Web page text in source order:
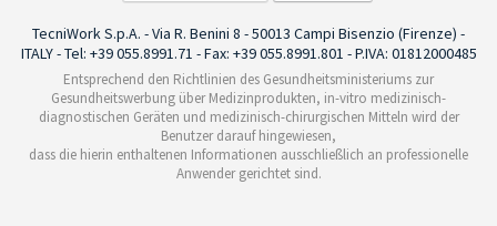
TecniWork S.p.A. - Via R. Benini 8 - 50013 Campi Bisenzio (Firenze) -
ITALY - Tel: +39 055.8991.71 - Fax: +39 055.8991.801 - P.IVA: 01812000485
Entsprechend den Richtlinien des Gesundheitsministeriums zur
Gesundheitswerbung über Medizinprodukten, in-vitro medizinisch-
diagnostischen Geräten und medizinisch-chirurgischen Mitteln wird der
Benutzer darauf hingewiesen,
dass die hierin enthaltenen Informationen ausschließlich an professionelle
Anwender gerichtet sind.